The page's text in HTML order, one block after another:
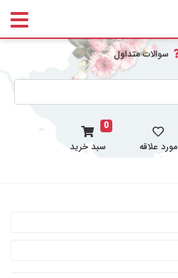
سوالات متداول
مورد علاقه
0
سبد خرید